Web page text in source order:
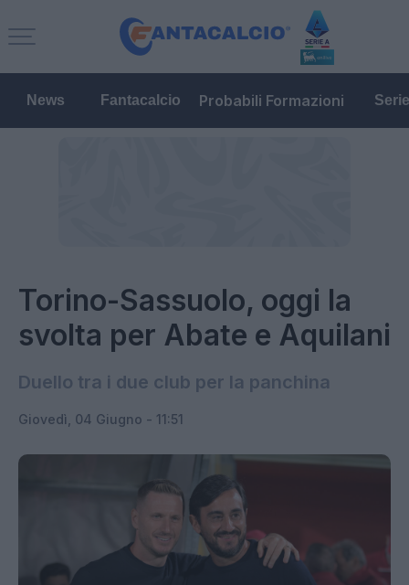
News Fantacalcio Probabili Formazioni
Torino-Sassuolo, oggi la
svolta per Abate e Aquilani
Duello tra i due club per la panchina
Giovedì, 04 Giugno - 11:51